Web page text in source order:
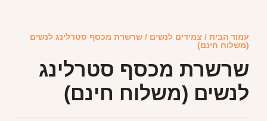
עמוד הבית / צמידים לנשים / שרשרת מכסף סטרלינג לנשים
(משלוח חינם)
שרשרת מכסף סטרלינג
לנשים (משלוח חינם)